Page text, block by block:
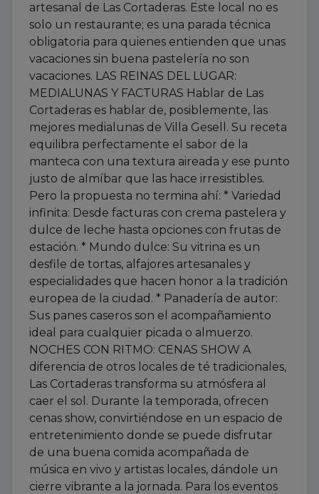
artesanal de Las Cortaderas. Este local no es
solo un restaurante; es una parada técnica
obligatoria para quienes entienden que unas
vacaciones sin buena pastelería no son
vacaciones. LAS REINAS DEL LUGAR:
MEDIALUNAS Y FACTURAS Hablar de Las
Cortaderas es hablar de, posiblemente, las
mejores medialunas de Villa Gesell. Su receta
equilibra perfectamente el sabor de la
manteca con una textura aireada y ese punto
justo de almíbar que las hace irresistibles.
Pero la propuesta no termina ahí: * Variedad
infinita: Desde facturas con crema pastelera y
dulce de leche hasta opciones con frutas de
estación. * Mundo dulce: Su vitrina es un
desfile de tortas, alfajores artesanales y
especialidades que hacen honor a la tradición
europea de la ciudad. * Panadería de autor:
Sus panes caseros son el acompañamiento
ideal para cualquier picada o almuerzo.
NOCHES CON RITMO: CENAS SHOW A
diferencia de otros locales de té tradicionales,
Las Cortaderas transforma su atmósfera al
caer el sol. Durante la temporada, ofrecen
cenas show, convirtiéndose en un espacio de
entretenimiento donde se puede disfrutar
de una buena comida acompañada de
música en vivo y artistas locales, dándole un
cierre vibrante a la jornada. Para los eventos